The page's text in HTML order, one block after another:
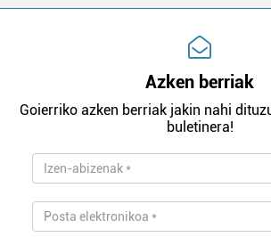
Azken berriak
Goierriko azken berriak jakin nahi
buletinera!